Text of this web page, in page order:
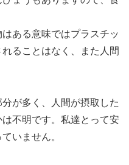
ある意味ではプラスチッ
ることはなく、また人間
が多く、人間が摂取した
不明です。私達とって安
いません。